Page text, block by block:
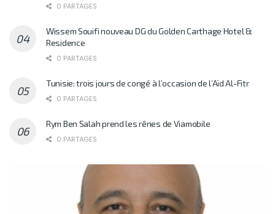
0 PARTAGES
Wissem Souifi nouveau DG du Golden Carthage Hotel &
Residence
0 PARTAGES
Tunisie: trois jours de congé à l’occasion de l’Aïd Al-Fitr
0 PARTAGES
Rym Ben Salah prend les rênes de Viamobile
0 PARTAGES